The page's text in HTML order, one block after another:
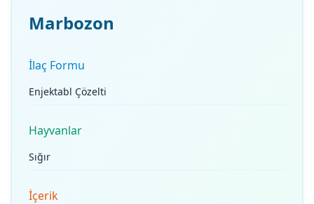
Marbozon
İlaç Formu
Enjektabl Çözelti
Hayvanlar
Sığır
İçerik